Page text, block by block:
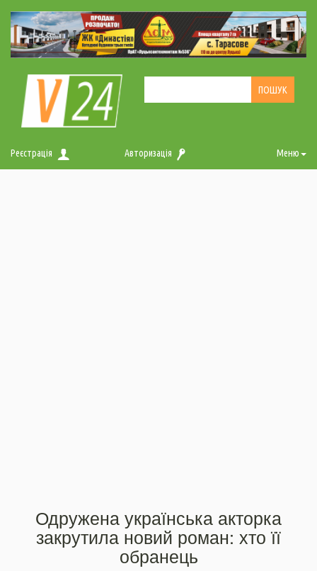
Реєстрація Авторизація Меню
Одружена українська акторка
закрутила новий роман: хто її
обранець